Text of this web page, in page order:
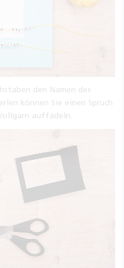
den Namen des
können Sie einen Spruch
auffädeln.